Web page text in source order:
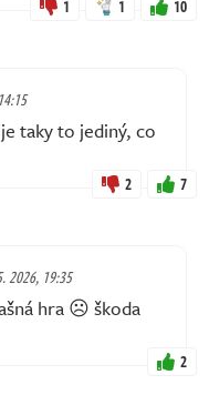
1 1 10
taky to jediný, co
2 7
2026, 19:35
hra ☹️ škoda
2